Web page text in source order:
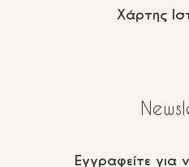
Χάρτης
Εγγραφείτε για